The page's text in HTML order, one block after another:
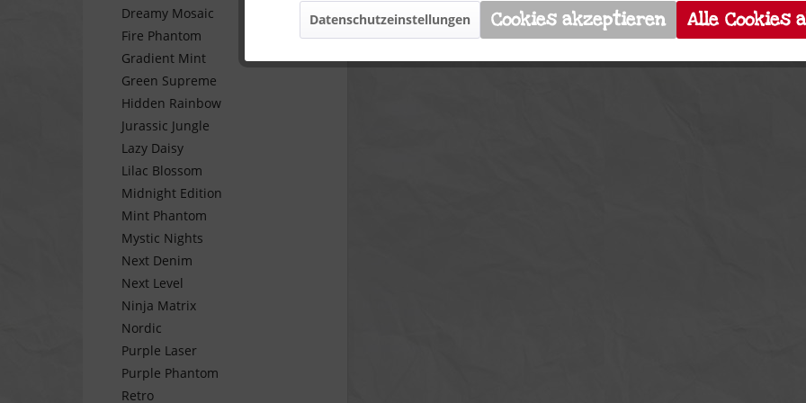
Dreamy Mosaic
Fire Phantom
Gradient Mint
Green Supreme
Hidden Rainbow
Jurassic Jungle
Lazy Daisy
Lilac Blossom
Midnight Edition
Mint Phantom
Mystic Nights
Next Denim
Next Level
Ninja Matrix
Nordic
Purple Laser
Purple Phantom
Retro
Datenschutzeinstellungen Cookies akzeptieren Alle Cookies